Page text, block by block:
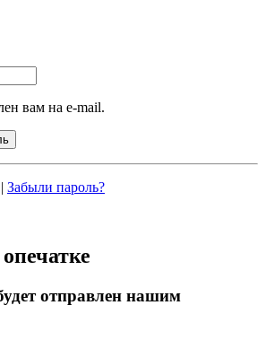
вам на e-mail.
| Забыли пароль?
отправлен нашим